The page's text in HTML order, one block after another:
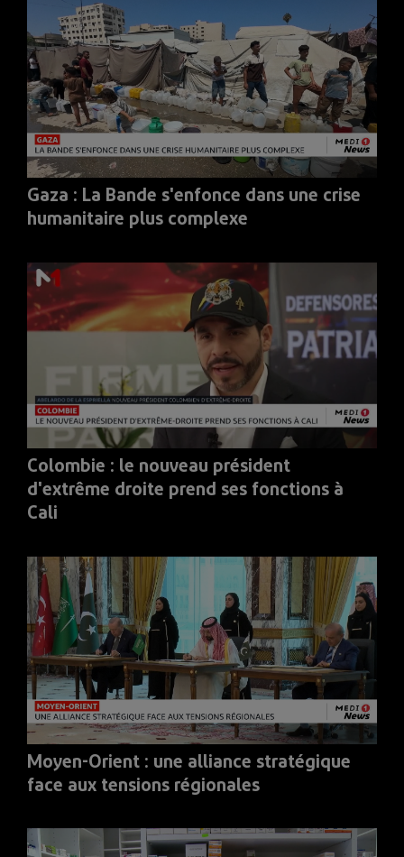
Gaza : La Bande s'enfonce dans une crise
humanitaire plus complexe
Colombie : le nouveau président
d'extrême droite prend ses fonctions à
Cali
Moyen-Orient : une alliance stratégique
face aux tensions régionales